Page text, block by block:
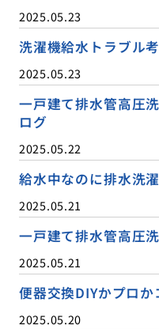
2025.05.23
洗濯機給水トラブル
2025.05.23
一戸建て排水管高圧
ログ
2025.05.22
給水中なのに排水洗
2025.05.21
一戸建て排水管高圧
2025.05.21
便器交換DIYかプロ
2025.05.20